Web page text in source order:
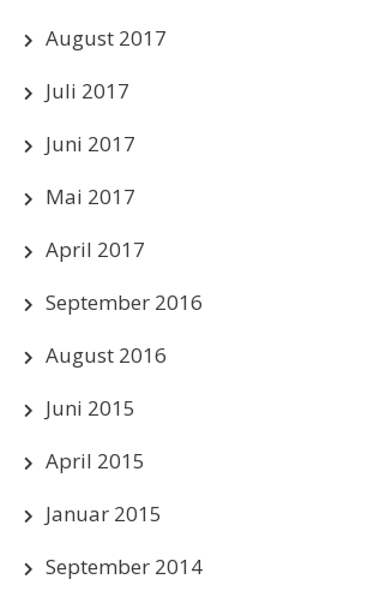
August 2017
Juli 2017
Juni 2017
Mai 2017
April 2017
September 2016
August 2016
Juni 2015
April 2015
Januar 2015
September 2014